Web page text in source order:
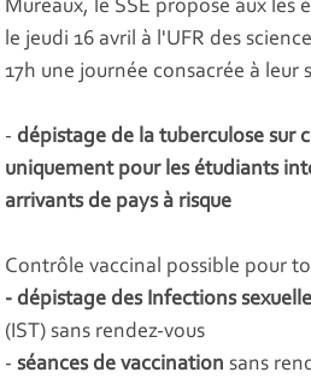
Mureaux, le SSE propose aux
le jeudi 16 avril à l'UFR des
17h une journée consacrée à leur
-dépistage de la tuberculose sur
uniquement pour les étudiants
arrivants de pays à risque
Contrôle vaccinal possible pour
- dépistage des Infections
(IST) sans rendez-vous
-séances de vaccinationsans